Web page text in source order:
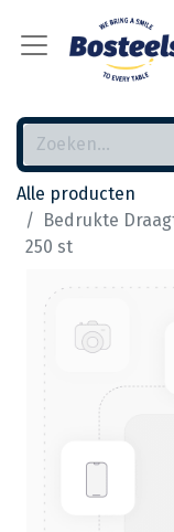
Alle producten
Bedrukte
250 st